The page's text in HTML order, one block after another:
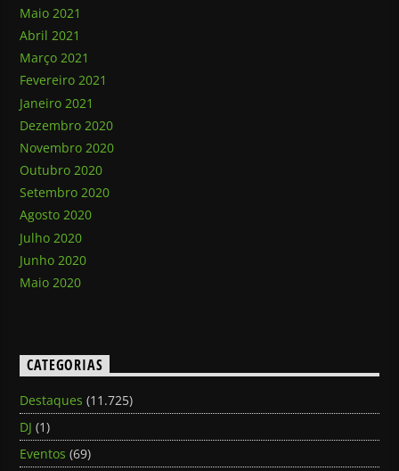
Maio 2021
Abril 2021
Março 2021
Fevereiro 2021
Janeiro 2021
Dezembro 2020
Novembro 2020
Outubro 2020
Setembro 2020
Agosto 2020
Julho 2020
Junho 2020
Maio 2020
CATEGORIAS
Destaques (11.725)
DJ (1)
Eventos (69)